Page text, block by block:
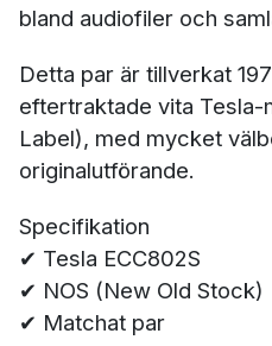
bland audiofiler och
Detta par är tillverkat
eftertraktade vita Tesla-
Label), med mycket
originalutförande.
Specifikation
✔ Tesla ECC802S
✔ NOS (New Old Stock)
✔ Matchat par